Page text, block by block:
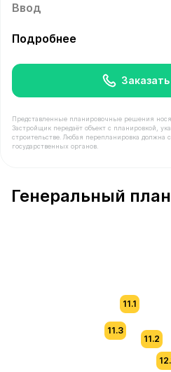
Ввод
Подробнее
Представленные планировочные решения
Застройщик передаёт объект с планировкой,
строительстве. Любая перепланировка должна
государственных органов.
Генеральный план
11.3
11.1
11.2